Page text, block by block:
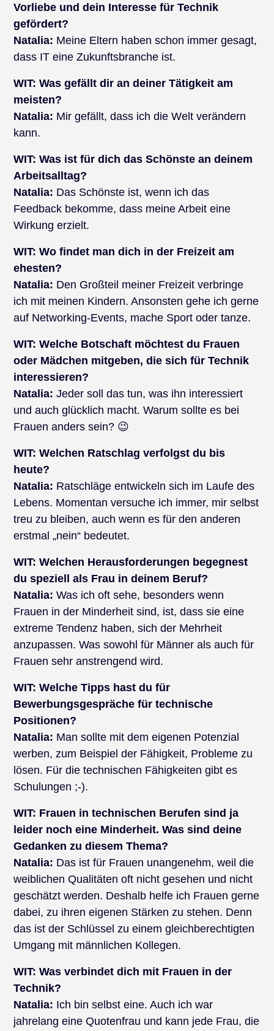
Vorliebe und dein Interesse für Technik
gefördert?
Natalia: Meine Eltern haben schon immer gesagt,
dass IT eine Zukunftsbranche ist.
WIT: Was gefällt dir an deiner Tätigkeit am
meisten?
Natalia: Mir gefällt, dass ich die Welt verändern
kann.
WIT: Was ist für dich das Schönste an deinem
Arbeitsalltag?
Natalia: Das Schönste ist, wenn ich das
Feedback bekomme, dass meine Arbeit eine
Wirkung erzielt.
WIT: Wo findet man dich in der Freizeit am
ehesten?
Natalia: Den Großteil meiner Freizeit verbringe
ich mit meinen Kindern. Ansonsten gehe ich gerne
auf Networking-Events, mache Sport oder tanze.
WIT: Welche Botschaft möchtest du Frauen
oder Mädchen mitgeben, die sich für Technik
interessieren?
Natalia: Jeder soll das tun, was ihn interessiert
und auch glücklich macht. Warum sollte es bei
Frauen anders sein? 😉
WIT: Welchen Ratschlag verfolgst du bis
heute?
Natalia: Ratschläge entwickeln sich im Laufe des
Lebens. Momentan versuche ich immer, mir selbst
treu zu bleiben, auch wenn es für den anderen
erstmal „nein“ bedeutet.
WIT: Welchen Herausforderungen begegnest
du speziell als Frau in deinem Beruf?
Natalia: Was ich oft sehe, besonders wenn
Frauen in der Minderheit sind, ist, dass sie eine
extreme Tendenz haben, sich der Mehrheit
anzupassen. Was sowohl für Männer als auch für
Frauen sehr anstrengend wird.
WIT: Welche Tipps hast du für
Bewerbungsgespräche für technische
Positionen?
Natalia: Man sollte mit dem eigenen Potenzial
werben, zum Beispiel der Fähigkeit, Probleme zu
lösen. Für die technischen Fähigkeiten gibt es
Schulungen ;-).
WIT: Frauen in technischen Berufen sind ja
leider noch eine Minderheit. Was sind deine
Gedanken zu diesem Thema?
Natalia: Das ist für Frauen unangenehm, weil die
weiblichen Qualitäten oft nicht gesehen und nicht
geschätzt werden. Deshalb helfe ich Frauen gerne
dabei, zu ihren eigenen Stärken zu stehen. Denn
das ist der Schlüssel zu einem gleichberechtigten
Umgang mit männlichen Kollegen.
WIT: Was verbindet dich mit Frauen in der
Technik?
Natalia: Ich bin selbst eine. Auch ich war
jahrelang eine Quotenfrau und kann jede Frau, die